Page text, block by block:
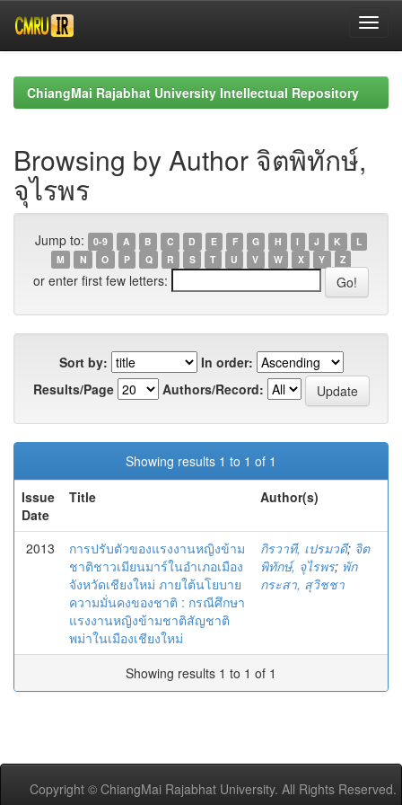
navigationChiangMai Rajabhat University Intellectual Repository
Browsing by Author จิตพิทักษ์,
จุไรพร
Jump to: 0-9 A B C D E F G H I J K
L
M
N O P Q R S T U V W X Y Z
or enter first few letters:
Sort by:
In order:
Results/Page
Authors/Record:
Showing results 1 to 1 of 1
Issue
Date
Title Author(s)
2013
การปรับตัวของแรงงานหญิงข้าม
ชาติชาวเมียนมาร์ในอำเภอเมือง
จังหวัดเชียงใหม่ ภายใต้นโยบาย
ความมั่นคงของชาติ : กรณีศึกษา
แรงงานหญิงข้ามชาติสัญชาติ
พม่าในเมืองเชียงใหม่
กิรวาที, เปรมวดี; จิต
พิทักษ์, จุไรพร; พัก
กระสา, สุวิชชา
Showing results 1 to 1 of 1
Copyright © ChiangMai Rajabhat University. All Rights Reserved.